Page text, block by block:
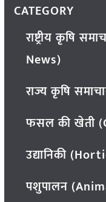
CATEGORY
राष्ट्रीय कृषि
News)
राज्य कृषि
फसल की खेती
उद्यानिकी
पशुपालन